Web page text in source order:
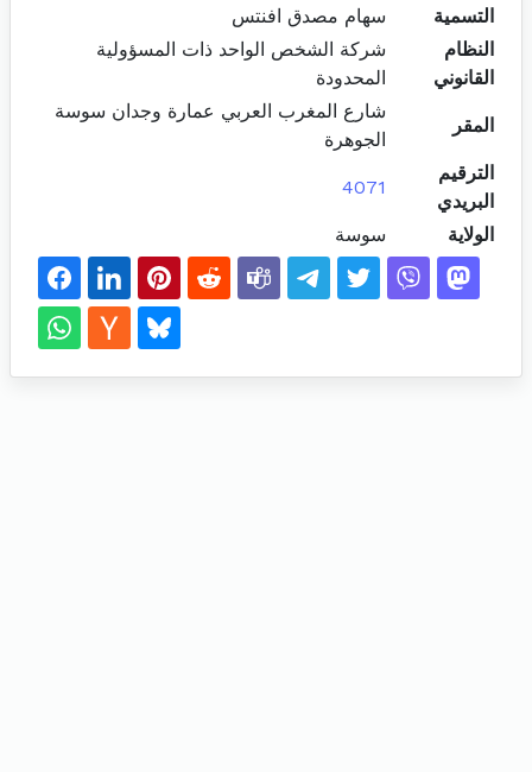
التسمية
سهام مصدق افنتس
النظام
القانوني
شركة الشخص الواحد ذات المسؤولية
المحدودة
المقر
شارع المغرب العربي عمارة وجدان سوسة
الجوهرة
الترقيم
البريدي
4071
الولاية سوسة